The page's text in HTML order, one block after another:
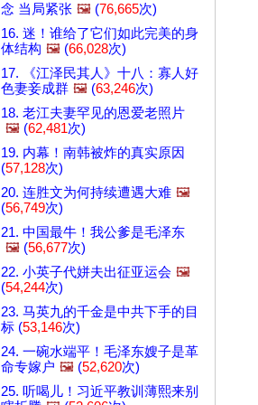
念 当局紧张 🖼️ (76,665次)
16. 迷！谁给了它们如此完美的身
体结构 🖼️ (66,028次)
17. 《江泽民其人》十八：寡人好
色妻妾成群 🖼️ (63,246次)
18. 老江夫妻罕见的恩爱老照片
🖼️ (62,481次)
19. 内幕！南韩被炸的真实原因
(57,128次)
20. 连胜文为何持续遭遇大难 🖼️
(56,749次)
21. 中国最牛！我公爹是毛泽东
🖼️ (56,677次)
22. 小英子代姘夫出征亚运会 🖼️
(54,244次)
23. 马英九的千金是中共下手的目
标 (53,146次)
24. 一碗水端平！毛泽东嫂子是革
命专嫁户 🖼️ (52,620次)
25. 听喝儿！习近平教训薄熙来别